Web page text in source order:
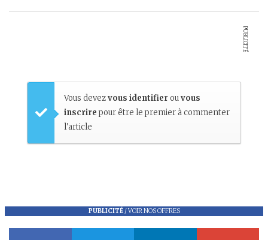
PUBLICITÉ
Vous devezvous identifier ouvous
inscrire pour être le premier à commenter
l'article
PUBLICITÉ/VOIR NOS OFFRES